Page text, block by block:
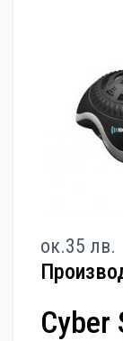
ок.35 лв.
Cyber